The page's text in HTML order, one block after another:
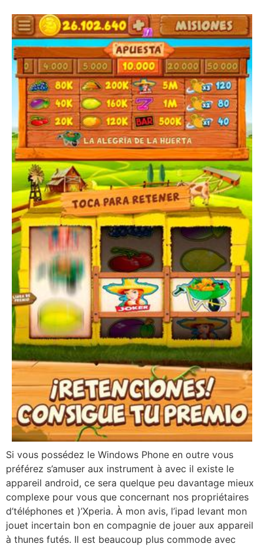
Si vous possédez le Windows Phone en outre vous
préférez s’amuser aux instrument à avec il existe le
appareil android, ce sera quelque peu davantage mieux
complexe pour vous que concernant nos propriétaires
d’téléphones et )’Xperia. À mon avis, l’ipad levant mon
jouet incertain bon en compagnie de jouer aux appareil
à thunes futés. Il est beaucoup plus commode avec